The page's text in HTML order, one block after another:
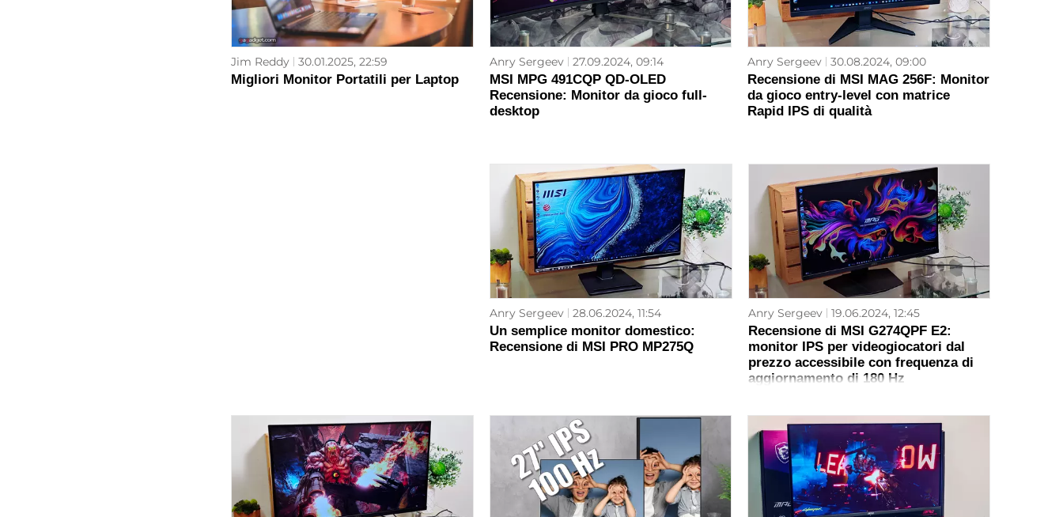
Jim Reddy 30.01.2025, 22:59
Migliori Monitor Portatili per Laptop
Anry Sergeev 27.09.2024, 09:14
MSI MPG 491CQP QD-OLED
Recensione: Monitor da gioco full-
desktop
Anry Sergeev 30.08.2024, 09:00
Recensione di MSI MAG 256F: Monitor
da gioco entry-level con matrice
Rapid IPS di qualità
Anry Sergeev 28.06.2024, 11:54
Un semplice monitor domestico:
Recensione di MSI PRO MP275Q
Anry Sergeev 19.06.2024, 12:45
Recensione di MSI G274QPF E2:
monitor IPS per videogiocatori dal
prezzo accessibile con frequenza di
aggiornamento di 180 Hz